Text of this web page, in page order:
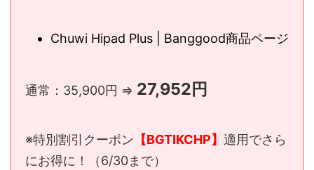
Chuwi Hipad Plus | Banggood商品ページ
通常：35,900円 ⇒ 27,952円
※特別割引クーポン 【BGTIKCHP】 適用でさら
にお得に！（6/30まで）